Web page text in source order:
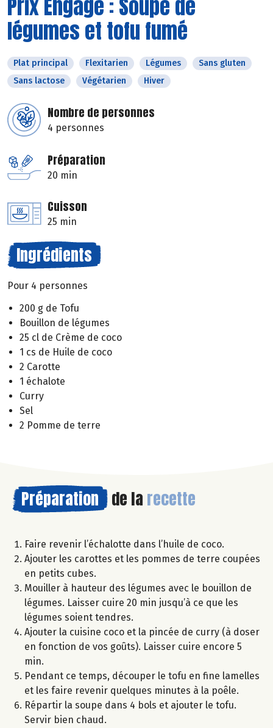
Prix Engagé : Soupe de
légumes et tofu fumé
Plat principal Flexitarien Légumes
Sans gluten
Sans lactose
Végétarien Hiver
Nombre de personnes
4 personnes
Préparation
20 min
Cuisson
25 min
Ingrédients
Pour 4 personnes
200 g de Tofu
Bouillon de légumes
25 cl de Crème de coco
1 cs de Huile de coco
2 Carotte
1 échalote
Curry
Sel
2 Pomme de terre
Préparation de la recette
Faire revenir l’échalotte dans l’huile de coco.
Ajouter les carottes et les pommes de terre coupées
en petits cubes.
Mouiller à hauteur des légumes avec le bouillon de
légumes. Laisser cuire 20 min jusqu’à ce que les
légumes soient tendres.
Ajouter la cuisine coco et la pincée de curry (à doser
en fonction de vos goûts). Laisser cuire encore 5
min.
Pendant ce temps, découper le tofu en fine lamelles
et les faire revenir quelques minutes à la poêle.
Répartir la soupe dans 4 bols et ajouter le tofu.
Servir bien chaud.